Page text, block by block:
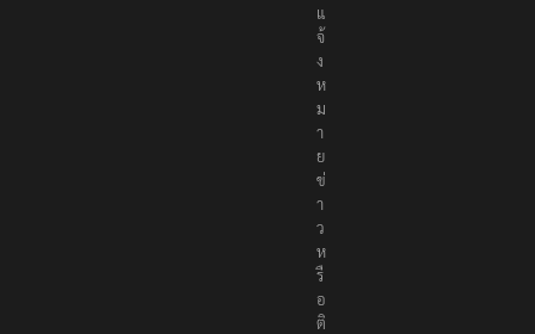
จ้
ง
ห
ม
า
ย
ข่
า
ว
ห
รื
อ
ติ
ด